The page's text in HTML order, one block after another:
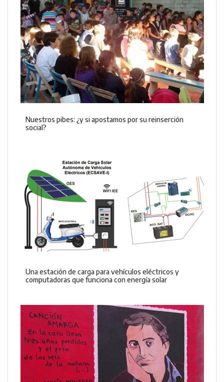
Nuestros pibes: ¿y si apostamos por su reinserción
social?
Una estación de carga para vehículos eléctricos y
computadoras que funciona con energía solar